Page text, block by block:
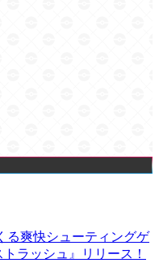
る爽快シューティングゲ
ラッシュ』リリース！